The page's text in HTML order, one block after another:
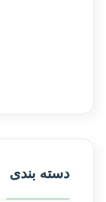
دسته بندی